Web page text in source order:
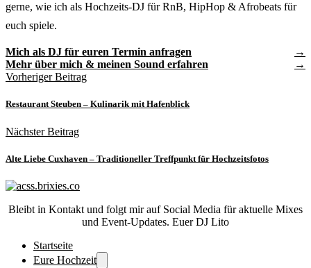
gerne, wie ich als Hochzeits-DJ für RnB, HipHop & Afrobeats für
euch spiele.
Mich als DJ für euren Termin anfragen
Mehr über mich & meinen Sound erfahren
Vorheriger Beitrag
Restaurant Steuben – Kulinarik mit Hafenblick
Nächster Beitrag
Alte Liebe Cuxhaven – Traditioneller Treffpunkt für Hochzeitsfotos
Bleibt in Kontakt und folgt mir auf Social Media für aktuelle Mixes
und Event-Updates. Euer DJ Lito
Startseite
Eure Hochzeit